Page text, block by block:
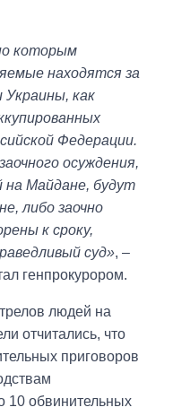
которым
находятся за
как
Федерации.
осуждения,
на Майдане, будут
либо заочно
к сроку,
суд», –
генпрокурором.
людей на
отчитались, что
приговоров
10 обвинительных